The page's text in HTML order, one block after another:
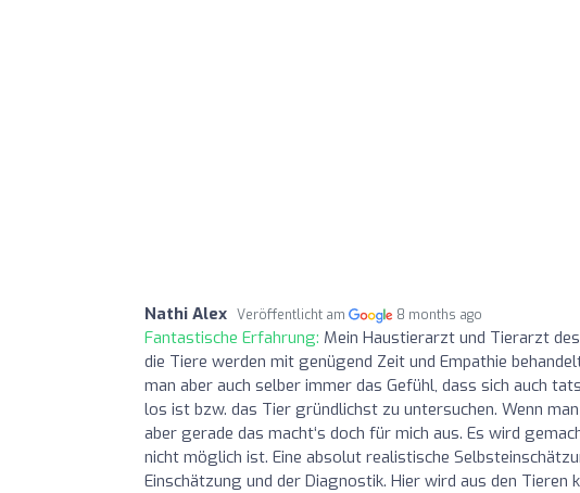
Nathi Alex Veröffentlicht am 8 months ago
Fantastische Erfahrung: Mein Haustierarzt und Tierarzt
die Tiere werden mit genügend Zeit und Empathie
man aber auch selber immer das Gefühl, dass sich auch
los ist bzw. das Tier gründlichst zu untersuchen. Wenn
aber gerade das macht‘s doch für mich aus. Es wird
nicht möglich ist. Eine absolut realistische
Einschätzung und der Diagnostik. Hier wird aus den